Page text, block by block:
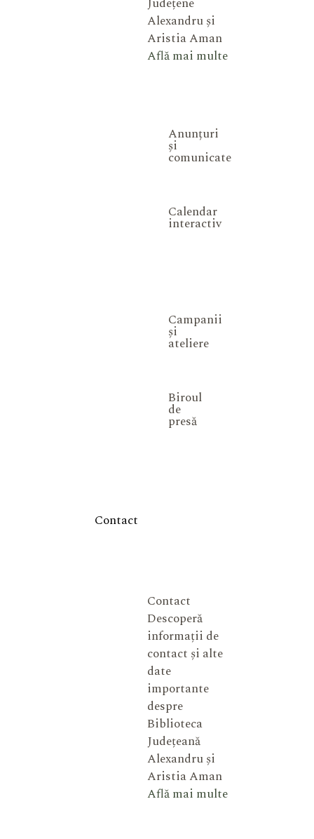
Alexandru și
Aristia Aman
Află mai multe
Anunțuri
și
comunicate
Calendar
interactiv
Campanii
și
ateliere
Biroul
de
presă
Contact
Contact
Descoperă
informații de
contact și alte
date
importante
despre
Biblioteca
Județeană
Alexandru și
Aristia Aman
Află mai multe